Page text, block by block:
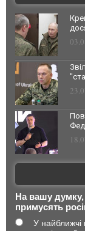
На вашу думку,
примусять
У найближчі